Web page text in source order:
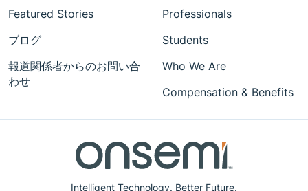
Intelligent Technology. Better Future.
Featured Stories
ブログ
報道関係者からのお問い合
わせ
Professionals
Students
Who We Are
Compensation & Benefits